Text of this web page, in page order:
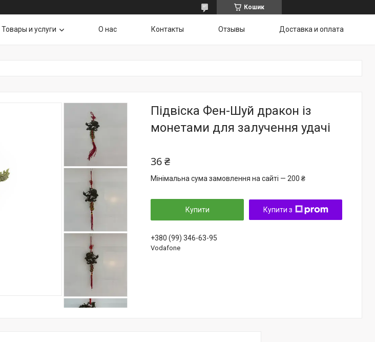
Кошик
Товары и услуги О нас Контакты Отзывы Доставка и оплата
Підвіска Фен-Шуй дракон із
монетами для залучення удачі
36 ₴
Мінімальна сума замовлення на сайті — 200 ₴
Купити Купити з
+380 (99) 346-63-95
Vodafone